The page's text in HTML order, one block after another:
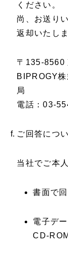
ください。
尚、お送り
返却いたしま
〒135-8560
BIPROGY
局
電話：03-
ご回答につ
当社でご本
書面で
電子デ
CD-